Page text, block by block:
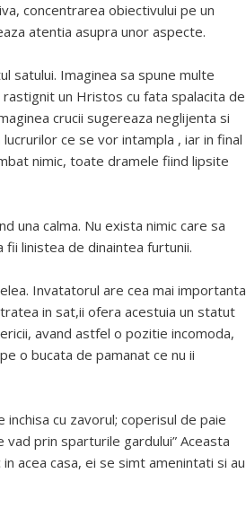
concentrarea obiectivului pe un
atentia asupra unor aspecte.
satului. Imaginea sa spune multe
un Hristos cu fata spalacita de
crucii sugereaza neglijenta si
ce se vor intampla , iar in final
nimic, toate dramele fiind lipsite
una calma. Nu exista nimic care sa
linistea de dinaintea furtunii.
Invatatorul are cea mai importanta
in sat,ii ofera acestuia un statut
avand astfel o pozitie incomoda,
o bucata de pamanat ce nu ii
cu zavorul; coperisul de paie
prin sparturile gardului” Aceasta
acea casa, ei se simt amenintati si au